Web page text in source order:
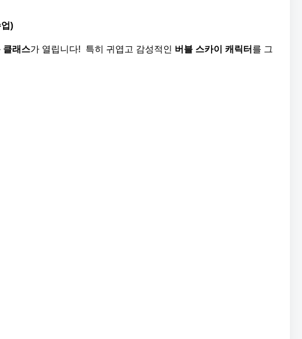
)
클래스가 열립니다!  특히 귀엽고 감성적인 버블 스카이 캐릭터 를 그